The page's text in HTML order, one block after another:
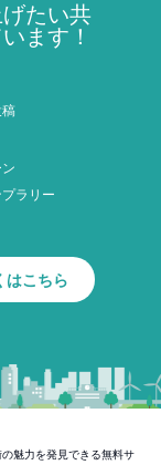
たい共
ます！
ラリー
はこちら
魅力を発見できる無料サ